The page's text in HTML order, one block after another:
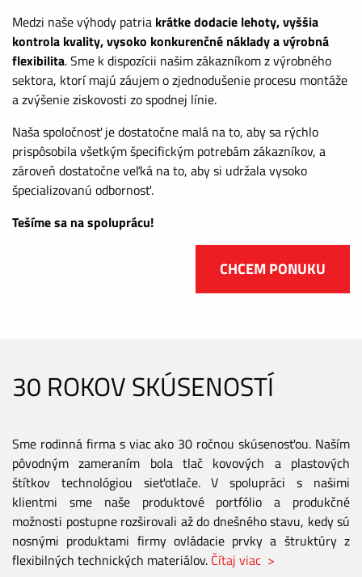
Medzi naše výhody patria krátke dodacie lehoty, vyššia
kontrola kvality, vysoko konkurenčné náklady a výrobná
flexibilita. Sme k dispozícii našim zákazníkom z výrobného
sektora, ktorí majú záujem o zjednodušenie procesu montáže
a zvýšenie ziskovosti zo spodnej línie.
Naša spoločnosť je dostatočne malá na to, aby sa rýchlo
prispôsobila všetkým špecifickým potrebám zákazníkov, a
zároveň dostatočne veľká na to, aby si udržala vysoko
špecializovanú odbornosť.
Tešíme sa na spoluprácu!
CHCEM PONUKU
30 ROKOV SKÚSENOSTÍ
Sme rodinná firma s viac ako 30 ročnou skúsenosťou. Naším
pôvodným zameraním bola tlač kovových a plastových
štítkov technológiou sieťotlače. V spolupráci s našimi
klientmi sme naše produktové portfólio a produkčné
možnosti postupne rozširovali až do dnešného stavu, kedy sú
nosnými produktami firmy ovládacie prvky a štruktúry z
flexibilných technických materiálov. Čítaj viac >